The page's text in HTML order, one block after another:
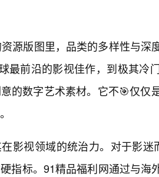
源版图里，品类的多样性与深
最前沿的影视佳作，到极其冷
的数字艺术素材。它不🎯仅仅
影视领域的统治力。对于影
指标。91精品福利网通过与海